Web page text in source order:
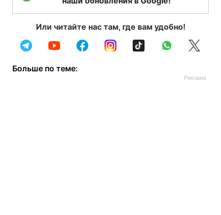
Или читайте нас там, где вам удобно!
Больше по теме: